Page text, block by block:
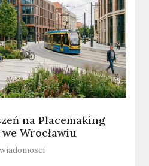
na Placemaking
Wrocławiu
wiadomosci